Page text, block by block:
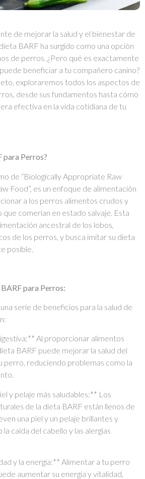
de mejorar la salud y el bienestar de
BARF ha surgido como una opción
de perros. ¿Pero qué es exactamente
beneficiar a tu compañero canino?
exploraremos todos los aspectos de
desde sus fundamentos hasta cómo
efectiva en la vida cotidiana de tu
para Perros?
de “Biologically Appropriate Raw
Food”, es un enfoque de alimentación
a los perros alimentos crudos y
que comerían en estado salvaje. Esta
ancestral de los lobos,
de los perros, y busca imitar su dieta
posible.
para Perros:
serie de beneficios para la salud de
Al proporcionar alimentos
BARF puede mejorar la salud del
perro, reduciendo problemas como la
y pelaje más saludables:** Los
de la dieta BARF están llenos de
una piel y un pelaje brillantes y
caída del cabello y las alergias
y la energía:** Alimentar a tu perro
aumentar su energía y vitalidad,